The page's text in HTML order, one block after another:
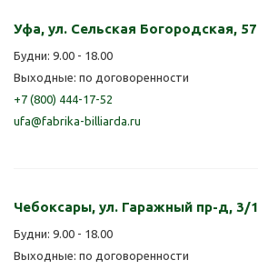
Уфа, ул. Сельская Богородская, 57
Будни: 9.00 - 18.00
Выходные: по договоренности
+7 (800) 444-17-52
ufa@fabrika-billiarda.ru
Чебоксары, ул. Гаражный пр-д, 3/1
Будни: 9.00 - 18.00
Выходные: по договоренности